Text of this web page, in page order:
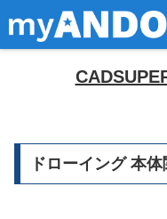
ドローイング 本体